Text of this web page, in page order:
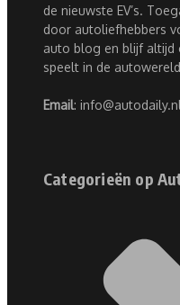
de nieuwste EV’s.
door autoliefhebbers
auto blog en blijf altijd
speelt in de
Email: info@autodaily.nl
Categorieën op